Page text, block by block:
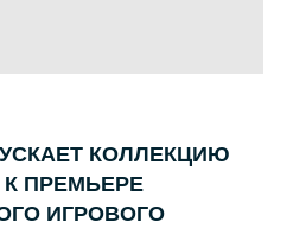
КОЛЛЕКЦИЮ
ПРЕМЬЕРЕ
ИГРОВОГО